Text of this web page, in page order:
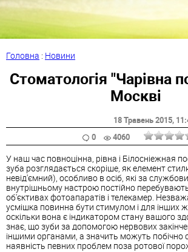
Головна : Новини
Стоматологія "Чарівна
Москві
18 Травень 2015,
0
4060
У наш час повноцінна, рівна і Білосніежная
зуба розглядається скоріше, як елемент
невід'ємний), особливо в осіб, які за
внутрішньому настрою постійно
об'єктивах фотоапаратів і телекамер.
усмішка повинна бути стимулом і для інших
оскільки вона є індикатором стану вашого
знає, що зуби за допомогою нервових
іншими органами, а значить можуть побічно
наявність певних проблем поза ротової